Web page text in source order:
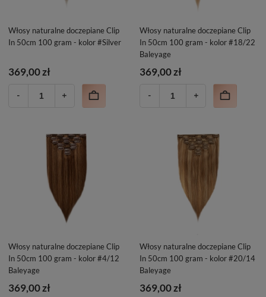
Włosy naturalne doczepiane Clip
In 50cm 100 gram - kolor #Silver
369,00 zł
Włosy naturalne doczepiane Clip
In 50cm 100 gram - kolor #18/22
Baleyage
369,00 zł
Włosy naturalne doczepiane Clip
In 50cm 100 gram - kolor #4/12
Baleyage
369,00 zł
Włosy naturalne doczepiane Clip
In 50cm 100 gram - kolor #20/14
Baleyage
369,00 zł